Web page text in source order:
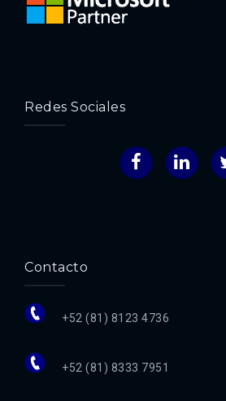
Redes Sociales
Facebook
Contacto
+52 (81) 8123 4736
+52 (81) 8333 7951